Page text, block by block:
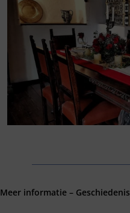
Meer informatie – Geschiedenis